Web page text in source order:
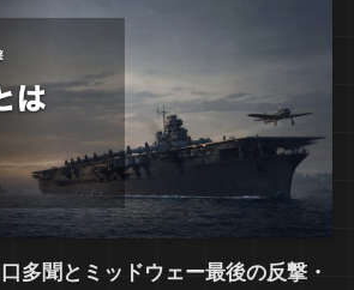
多聞とミッドウェー最後の反撃・